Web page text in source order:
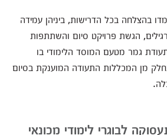
בהצלחה בכל הדרישות, ביניהן עמידה
הגשת פרויקט סיום והשתתפות
גמר מטעם המוסד הלימודי בו
מן המכללות התעודה המוענקת בסיום
לבוגרי לימודי מכונאי